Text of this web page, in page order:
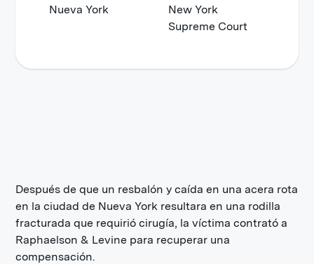
Nueva York
New York
Supreme Court
Después de que un resbalón y caída en una acera rota
en la ciudad de Nueva York resultara en una rodilla
fracturada que requirió cirugía, la víctima contrató a
Raphaelson & Levine para recuperar una
compensación.